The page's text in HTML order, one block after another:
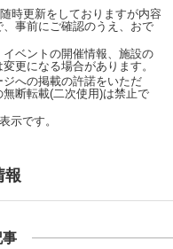
時更新をしておりますが内容
事前にご確認のうえ、おで
ベントの開催情報、施設の
更になる場合があります。
への掲載の許諾をいただ
断転載(二次使用)は禁止で
示です。
報
事